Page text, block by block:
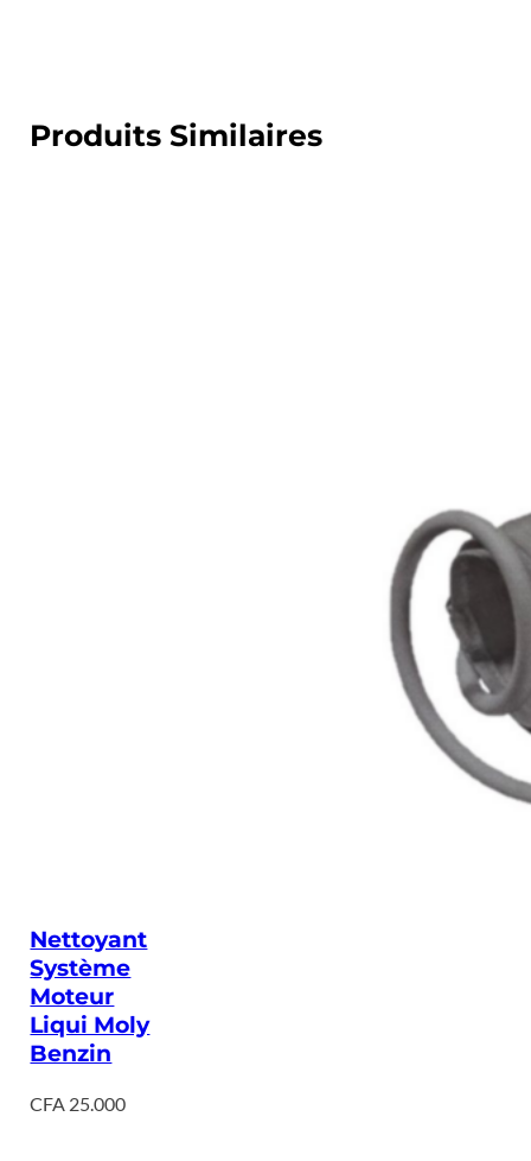
Produits Similaires
Nettoyant
Système
Moteur
Liqui Moly
Benzin
CFA 25.000